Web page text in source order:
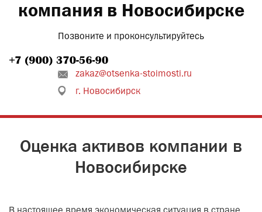
компания в Новосибирске
Позвоните и проконсультируйтесь
zakaz@otsenka-stoimosti.ru
г. Новосибирск
Оценка активов компании в
Новосибирске